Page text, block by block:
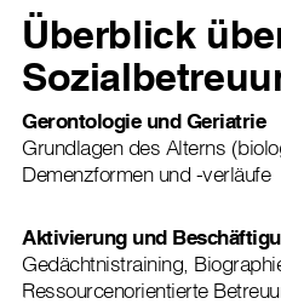
Überblick
Gerontologie und Geriatrie
Grundlagen des Alterns
Demenzformen und -verläufe
Aktivierung und
Gedächtnistraining,
Ressourcenorientierte